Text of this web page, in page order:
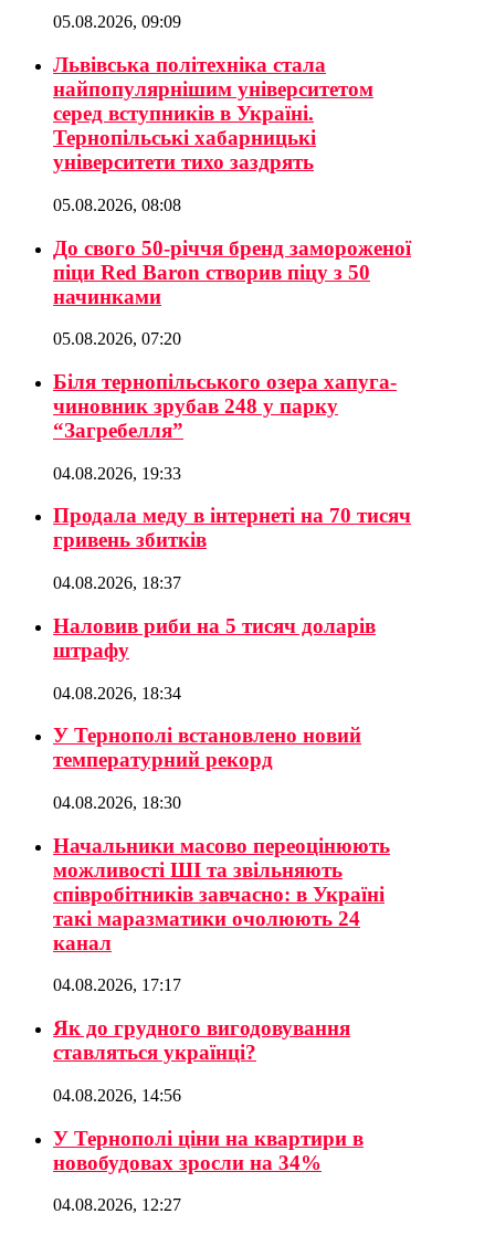
05.08.2026, 09:09
Львівська політехніка стала
найпопулярнішим університетом
серед вступників в Україні.
Тернопільські хабарницькі
університети тихо заздрять
05.08.2026, 08:08
До свого 50-річчя бренд замороженої
піци Red Baron створив піцу з 50
начинками
05.08.2026, 07:20
Біля тернопільського озера хапуга-
чиновник зрубав 248 у парку
“Загребелля”
04.08.2026, 19:33
Продала меду в інтернеті на 70 тисяч
гривень збитків
04.08.2026, 18:37
Наловив риби на 5 тисяч доларів
штрафу
04.08.2026, 18:34
У Тернополі встановлено новий
температурний рекорд
04.08.2026, 18:30
Начальники масово переоцінюють
можливості ШІ та звільняють
співробітників завчасно: в Україні
такі маразматики очолюють 24
канал
04.08.2026, 17:17
Як до грудного вигодовування
ставляться українці?
04.08.2026, 14:56
У Тернополі ціни на квартири в
новобудовах зросли на 34%
04.08.2026, 12:27